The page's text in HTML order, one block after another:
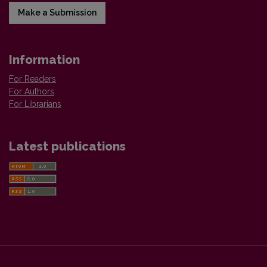
Make a Submission
Information
For Readers
For Authors
For Librarians
Latest publications